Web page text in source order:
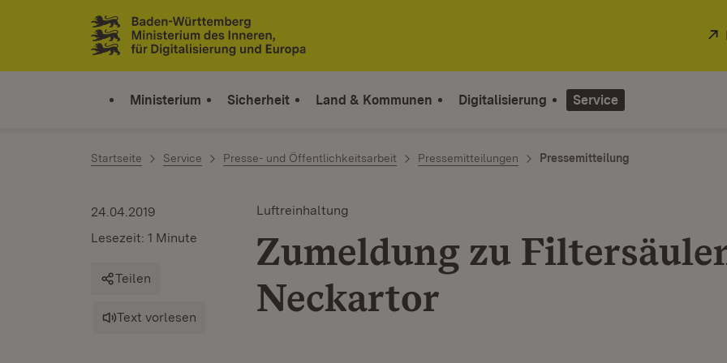
Zum Inhalt springen
Link zur Startseite
Ministerium Sicherheit Land & Kommunen Digitalisierung Service
Startseite Service Presse- und Öffentlichkeitsarbeit Pressemitteilungen Pressemitteilung
Luftreinhaltung
Zumeldung zu
Neckartor
24.04.2019
Lesezeit: 1 Minute
Teilen
Text vorlesen